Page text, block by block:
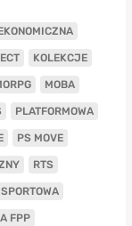
KOLEKCJE
MOBA
PLATFORMOWA
PS MOVE
RTS
SPORTOWA
FPP